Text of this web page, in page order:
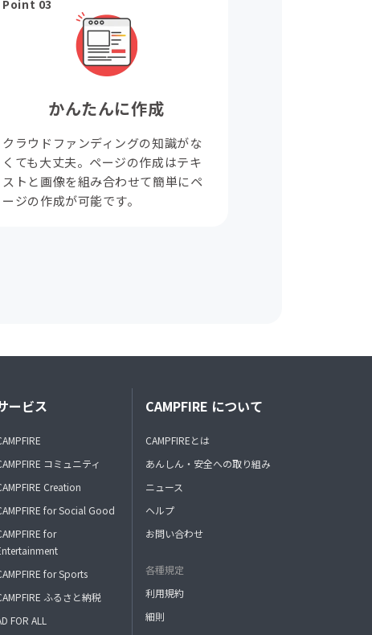
Point 03
かんたんに作成
クラウドファンディングの知識がな
くても大丈夫。ページの作成はテキ
ストと画像を組み合わせて簡単にペ
ージの作成が可能です。
ービス
コミュニティ
Creation
for Social Good
for
for Sports
ふるさと納税
FOR ALL
CAMPFIRE について
CAMPFIREとは
あんしん・安全への取り組み
ニュース
ヘルプ
お問い合わせ
各種規定
利用規約
細則